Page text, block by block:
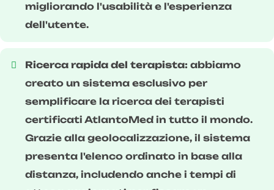
migliorando l'usabilità e l'esperienza
dell'utente.
Ricerca rapida del terapista: abbiamo
creato un sistema esclusivo per
semplificare la ricerca dei terapisti
certificati AtlantoMed in tutto il mondo.
Grazie alla geolocalizzazione, il sistema
presenta l'elenco ordinato in base alla
distanza, includendo anche i tempi di